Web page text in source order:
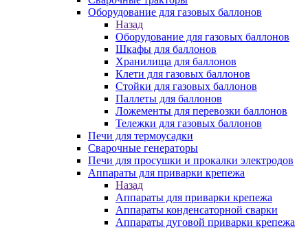
Оборудование для газовых баллонов
Назад
Оборудование для газовых баллонов
Шкафы для баллонов
Хранилища для баллонов
Клети для газовых баллонов
Стойки для газовых баллонов
Паллеты для баллонов
Ложементы для перевозки баллонов
Тележки для газовых баллонов
Печи для термоусадки
Сварочные генераторы
Печи для просушки и прокалки электродов
Аппараты для приварки крепежа
Назад
Аппараты для приварки крепежа
Аппараты конденсаторной сварки
Аппараты дуговой приварки крепежа